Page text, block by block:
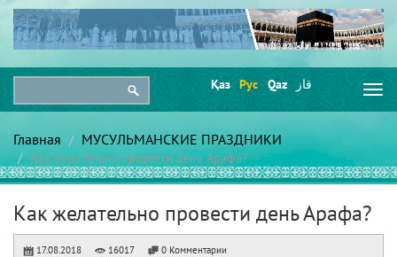
Қаз Рус Qaz قاز
Главная МУСУЛЬМАНСКИЕ ПРАЗДНИКИ
Как желательно провести день Арафа?
Как желательно провести день Арафа?
17.08.2018 16017 0 Комментарии